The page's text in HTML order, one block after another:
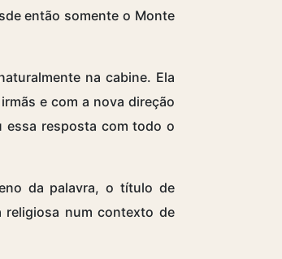
então somente o Monte
na cabine. Ela
e com a nova direção
essa resposta com todo o
da palavra, o título de
religiosa num contexto de